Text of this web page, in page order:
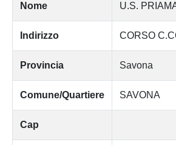
Nome U.S.
Indirizzo CORSO
Provincia Savona
Comune/Quartiere SAVONA
Cap